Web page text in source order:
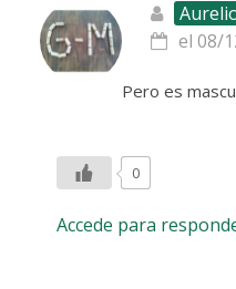
el 08/
Pero es
0
Accede para